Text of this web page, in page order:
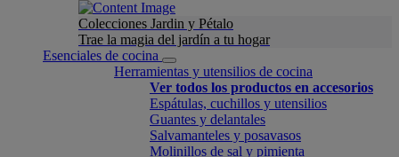
Colecciones Jardin y Pétalo
Trae la magia del jardín a tu hogar
Esenciales de cocina
Herramientas y utensilios de cocina
Ver todos los productos en accesorios
Espátulas, cuchillos y utensilios
Guantes y delantales
Salvamanteles y posavasos
Molinillos de sal y pimienta